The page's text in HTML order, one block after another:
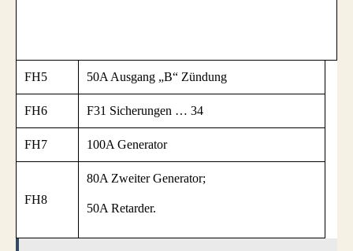
FH5 50A Ausgang „B“ Zündung
FH6 F31 Sicherungen … 34
FH7 100A Generator
FH8
80A Zweiter Generator;
50A Retarder.